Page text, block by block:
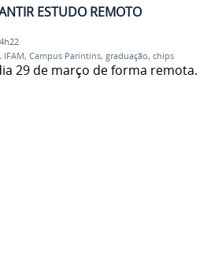
ESTUDO REMOTO
IFAM, Campus Parintins, graduação, chips
29 de março de forma remota.